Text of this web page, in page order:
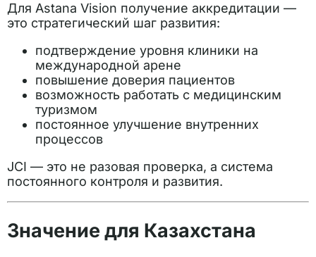
Для Astana Vision получение аккредитации —
это стратегический шаг развития:
подтверждение уровня клиники на
международной арене
повышение доверия пациентов
возможность работать с медицинским
туризмом
постоянное улучшение внутренних
процессов
JCI — это не разовая проверка, а система
постоянного контроля и развития.
Значение для Казахстана